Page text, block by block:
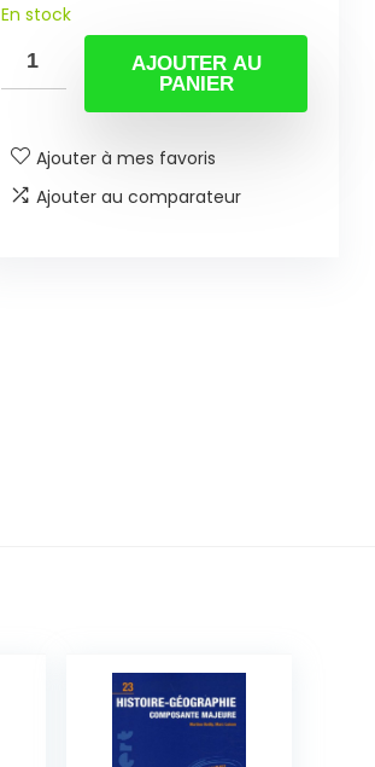
En stock
AJOUTER AU
PANIER
Ajouter à mes favoris
Ajouter au comparateur